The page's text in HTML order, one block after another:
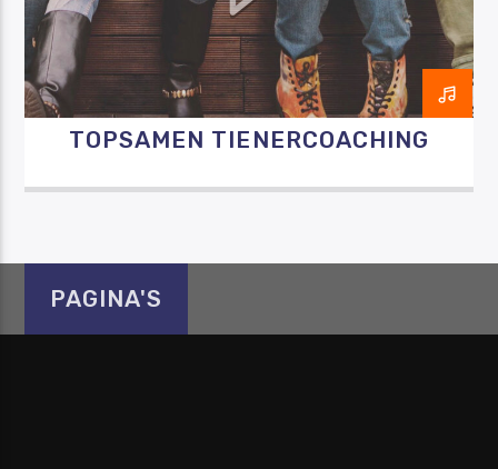
Luister RAZO online
TOPSAMEN TIENERCOACHING
PAGINA'S